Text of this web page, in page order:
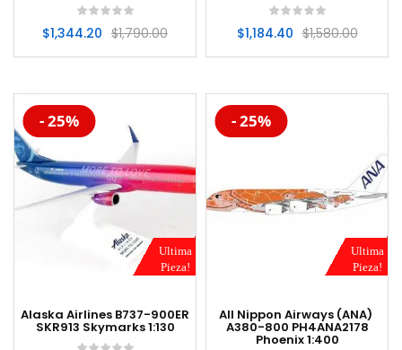
$1,790.00
$1,344.20 $1,580.00
$1,184.40
-20%
Ultima
Pieza!
- 25%
Alaska Airlines B737-900ER
SKR913 Skymarks 1:130
-20%
Ultima
Pieza!
- 25%
All Nippon Airways (ANA)
A380-800 PH4ANA2178
Phoenix 1:400